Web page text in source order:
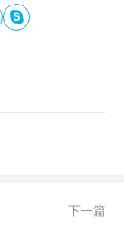

下一篇